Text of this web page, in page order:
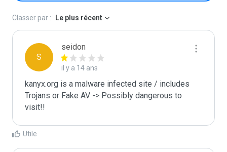
Classer par : Le plus récent
S
seidon
il y a 14 ans
kanyx.org is a malware infected site / includes
Trojans or Fake AV -> Possibly dangerous to
visit!!
Utile